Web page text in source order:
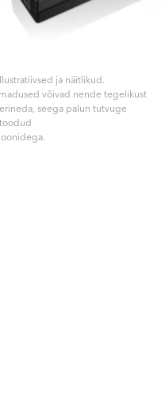
ja näitlikud.
võivad nende tegelikust
seega palun tutvuge